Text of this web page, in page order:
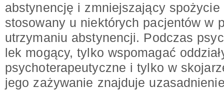
abstynencję i zmniejszający
stosowany u niektórych pacjentów w
utrzymaniu abstynencji. Podczas
lek mogący, tylko wspomagać
psychoterapeutyczne i tylko w
jego zażywanie znajduje